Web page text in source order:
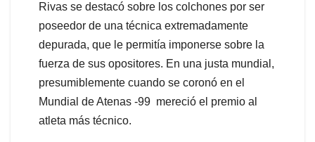
Rivas se destacó sobre los colchones por ser
poseedor de una técnica extremadamente
depurada, que le permitía imponerse sobre la
fuerza de sus opositores. En una justa mundial,
presumiblemente cuando se coronó en el
Mundial de Atenas -99 mereció el premio al
atleta más técnico.